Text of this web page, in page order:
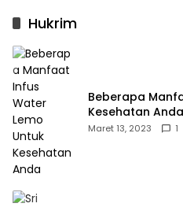
Hukrim
Beberapa
Kesehatan Anda
Maret 13, 2023 1